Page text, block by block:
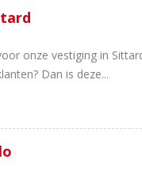
onze vestiging in
Dan is deze...